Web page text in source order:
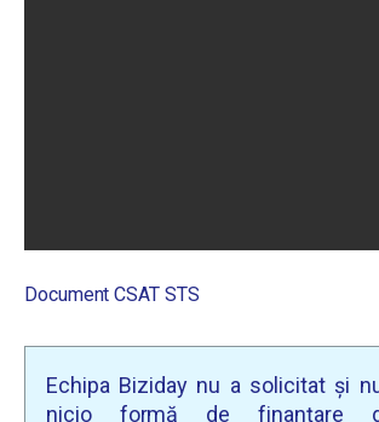
Document CSAT STS
Echipa Biziday nu a solicitat și
nicio formă de finanțare